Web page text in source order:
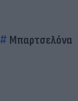
Μπαρτσελόνα